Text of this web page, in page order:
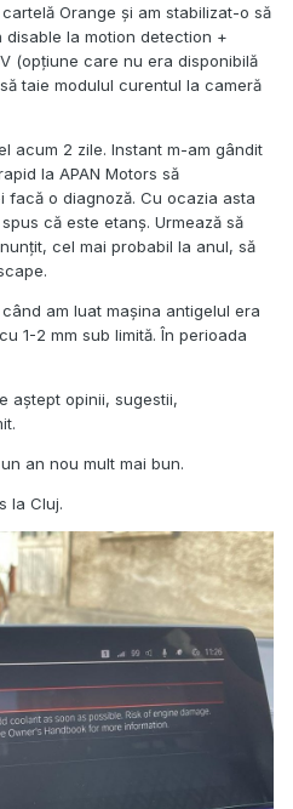
Orange și am stabilizat-o să
la motion detection +
(opțiune care nu era disponibilă
taie modulul curentul la cameră
acum 2 zile. Instant m-am gândit
la APAN Motors să
o diagnoză. Cu ocazia asta
că este etanș. Urmează să
cel mai probabil la anul, să
am luat mașina antigelul era
1-2 mm sub limită. În perioada
aștept opinii, sugestii,
an nou mult mai bun.
la Cluj.